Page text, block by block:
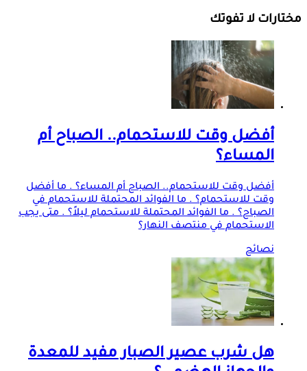
مختارات لا تفوتك
أفضل وقت للاستحمام.. الصباح أم
المساء؟
أفضل وقت للاستحمام.. الصباح أم المساء؟ . ما أفضل
وقت للاستحمام؟ . ما الفوائد المحتملة للاستحمام في
الصباح؟ . ما الفوائد المحتملة للاستحمام ليلاً؟ . متى يجب
الاستحمام في منتصف النهار؟
نصائح
هل شرب عصير الصبار مفيد للمعدة